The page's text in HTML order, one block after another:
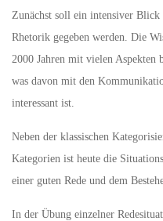
Zunächst soll ein intensiver
Rhetorik gegeben werden. Die
2000 Jahren mit vielen Aspekten
was davon mit den
interessant ist.
Neben der klassischen
Kategorien ist heute die
einer guten Rede und dem
In der Übung einzelner